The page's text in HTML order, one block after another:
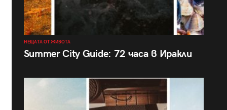
НЕЩАТА ОТ ЖИВОТА
Summer City Guide: 72 часа в Иракли